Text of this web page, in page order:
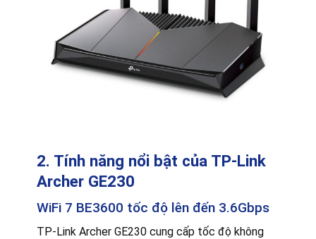
2. Tính năng nổi bật của TP-Link
Archer GE230
WiFi 7 BE3600 tốc độ lên đến 3.6Gbps
TP-Link Archer GE230 cung cấp tốc độ không